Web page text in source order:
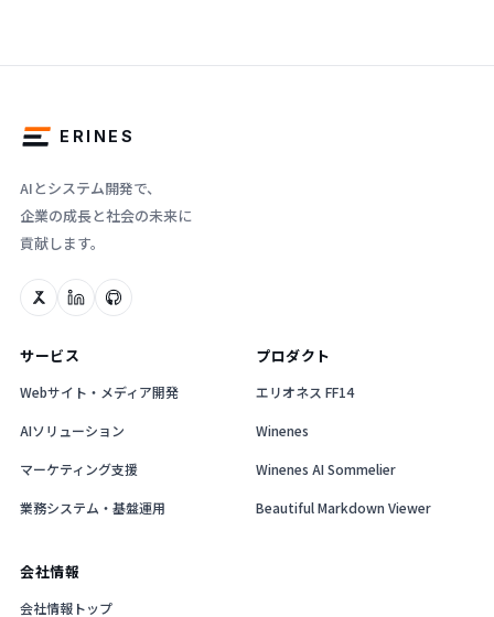
ERINES
AIとシステム開発で、
企業の成長と社会の未来に
貢献します。
サービス
Webサイト・メディア開発
AIソリューション
マーケティング支援
業務システム・基盤運用
プロダクト
エリオネス FF14
Winenes
Winenes AI Sommelier
Beautiful Markdown Viewer
会社情報
会社情報トップ